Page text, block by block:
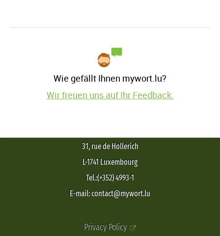
Wie gefällt Ihnen mywort.lu?
Wir freuen uns auf Ihr Feedback.
31, rue de Hollerich
L-1741 Luxembourg
Tel.:(+352) 4993-1
E-mail: contact@mywort.lu
Privacy Policy